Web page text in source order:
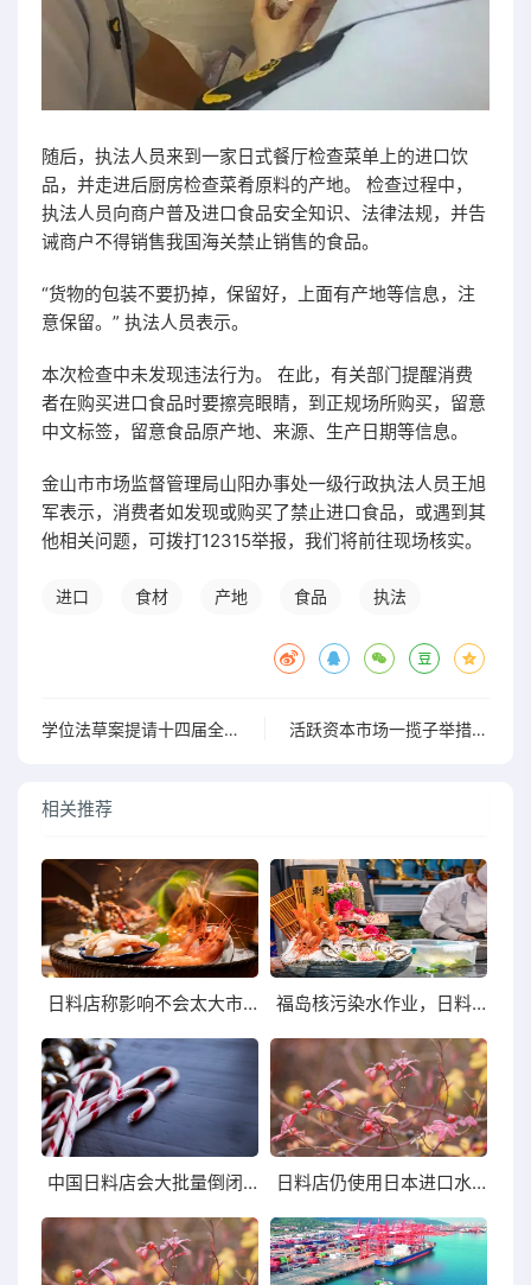
随后，执法人员来到一家日式餐厅检查菜单上的进口饮
品，并走进后厨房检查菜肴原料的产地。 检查过程中，
执法人员向商户普及进口食品安全知识、法律法规，并告
诫商户不得销售我国海关禁止销售的食品。
“货物的包装不要扔掉，保留好，上面有产地等信息，注
意保留。” 执法人员表示。
本次检查中未发现违法行为。 在此，有关部门提醒消费
者在购买进口食品时要擦亮眼睛，到正规场所购买，留意
中文标签，留意食品原产地、来源、生产日期等信息。
金山市市场监督管理局山阳办事处一级行政执法人员王旭
军表示，消费者如发现或购买了禁止进口食品，或遇到其
他相关问题，可拨打12315举报，我们将前往现场核实。
进口 食材 产地 食品 执法
学位法草案提请十四届全国人大常委会第五次会议初次审议 活跃资本市场一揽子举措有序落地半数上市公司难再减持
相关推荐
日料店称影响不会太大市场中日水产品不多 福岛核污染水作业，日料店措手不及
中国日料店会大批量倒闭吗？ 日料店仍使用日本进口水产品面临什么法律责任